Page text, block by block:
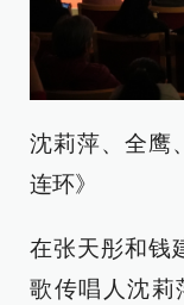
沈莉萍、全鹰
连环》
在张天彤和钱
歌传唱人沈莉